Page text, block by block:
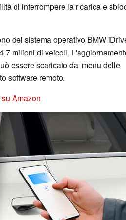
di interrompere la ricarica e
del sistema operativo BMW
milioni di veicoli.
essere scaricato dal menu delle
software remoto.
Amazon